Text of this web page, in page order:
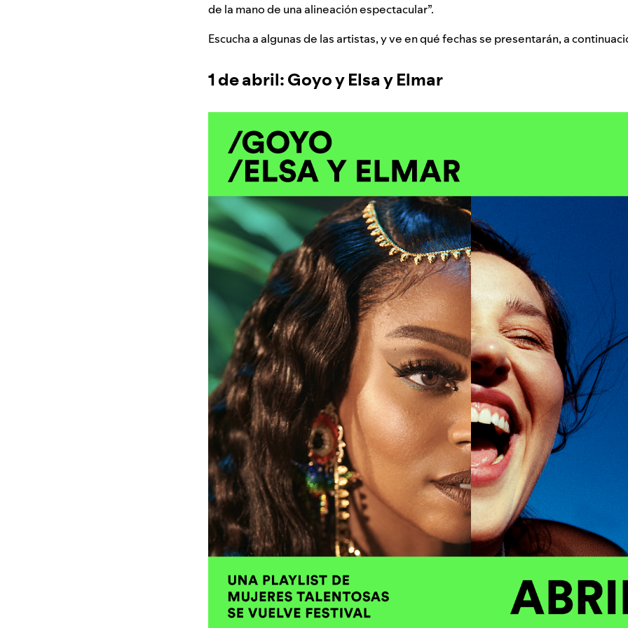
de la mano de una alineación espectacular”.
Escucha a algunas de las artistas, y ve en qué fechas se presentarán, a
1 de abril: Goyo y Elsa y Elmar